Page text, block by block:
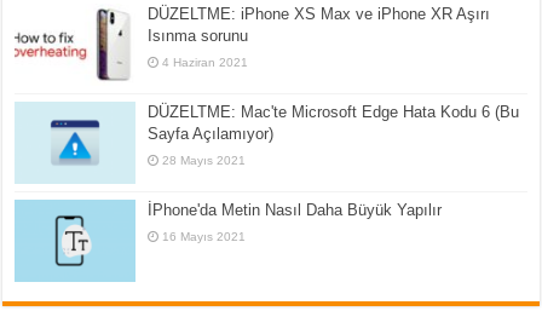
DÜZELTME: iPhone XS Max ve iPhone XR Aşırı
Isınma sorunu
4 Haziran 2021
DÜZELTME: Mac'te Microsoft Edge Hata Kodu 6 (Bu
Sayfa Açılamıyor)
28 Mayıs 2021
İPhone'da Metin Nasıl Daha Büyük Yapılır
16 Mayıs 2021